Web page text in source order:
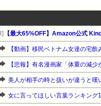
【最大65%OFF】Amazon公式
【動画】移民ベトナム女達の宅飲
【悲報】有名漫画家「体重の減
女に言ってほしい言葉ランキング